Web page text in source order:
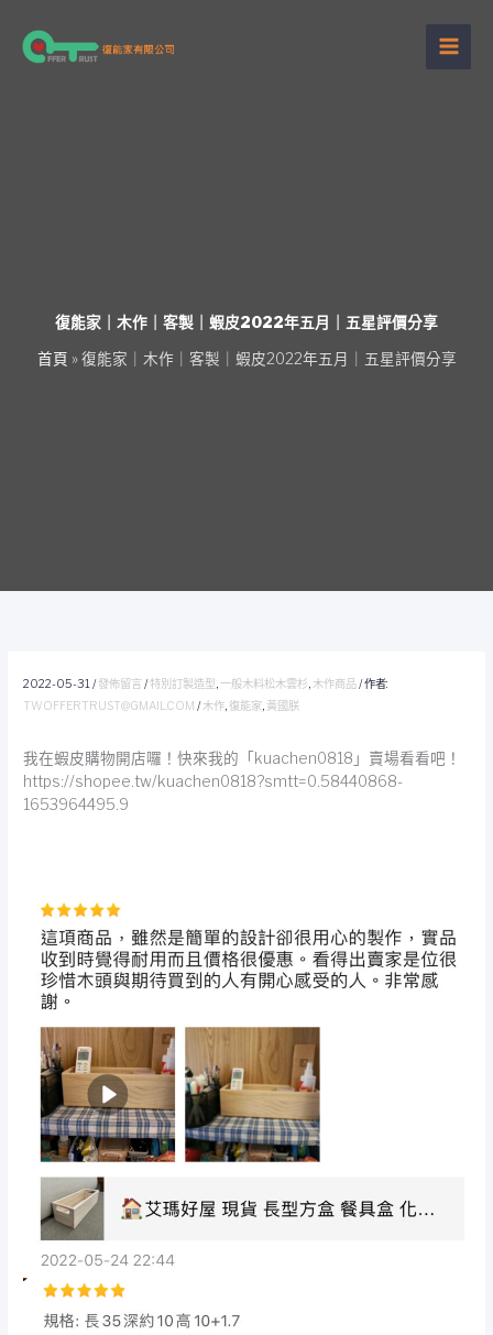
復能家｜木作｜客製｜蝦皮2022年五月｜五星評價分享
首頁 » 復能家｜木作｜客製｜蝦皮2022年五月｜五星評價分享
2022-05-31/發佈留言/特別訂製造型,一般木料松木雲杉,木作商品/ 作者:
TWOFFERTRUST@GMAIL.COM /木作,復能家, 黃國朕
我在蝦皮購物開店囉！快來我的「kuachen0818」賣場看看吧！
https://shopee.tw/kuachen0818?smtt=0.58440868-
1653964495.9